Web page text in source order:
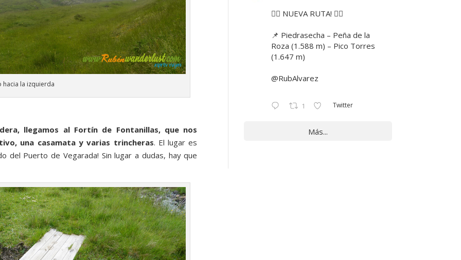
hacia la izquierda
llegamos al Fortín de Fontanillas, que nos
una casamata y varias trincheras. El lugar es
del Puerto de Vegarada! Sin lugar a dudas, hay que
🚶‍♂️ NUEVA RUTA! 🚶‍♀️
📌 Piedrasecha – Peña de la
Roza (1.588 m) – Pico Torres
(1.647 m)
@RubAlvarez
1 Twitter
Más...